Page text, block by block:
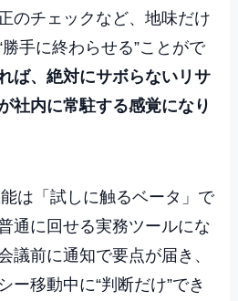
のチェックなど、地味だけ
手に終わらせる”ことがで
ば、絶対にサボらないリサ
社内に常駐する感覚になり
は「試しに触るベータ」で
通に回せる実務ツールにな
議前に通知で要点が届き、
ー移動中に“判断だけ”でき